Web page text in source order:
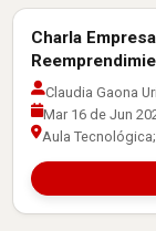
Actividades con
Charla
Claudia Gaona
Mar 16 de Jun
Aula